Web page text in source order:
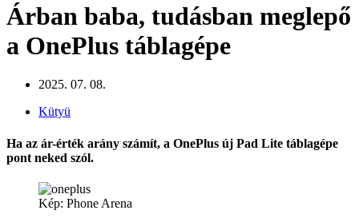
Árban baba, tudásban meglepő
a OnePlus táblagépe
2025. 07. 08.
Kütyü
Ha az ár-érték arány számít, a OnePlus új Pad Lite táblagépe
pont neked szól.
Kép: Phone Arena